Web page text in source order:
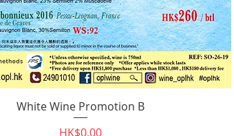
快速瀏覽
White Wine Promotion B
價格
HK$0.00